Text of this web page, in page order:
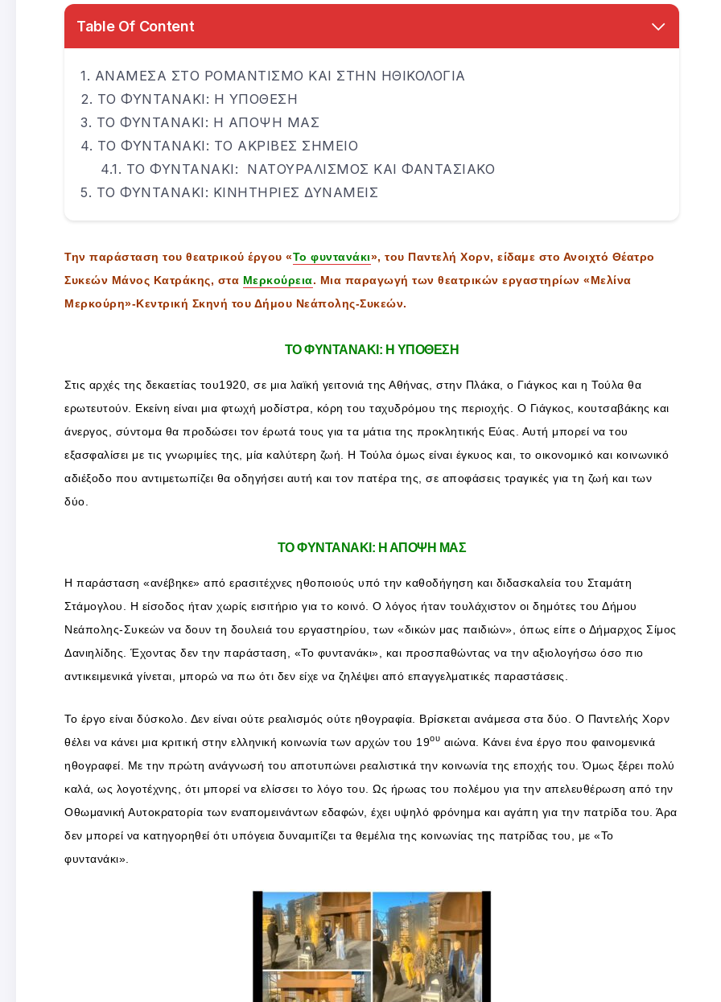
Table Of Content
ΑΝΑΜΕΣΑ ΣΤΟ ΡΟΜΑΝΤΙΣΜΟ ΚΑΙ ΣΤΗΝ ΗΘΙΚΟΛΟΓΙΑ
ΤΟ ΦΥΝΤΑΝΑΚΙ: Η ΥΠΟΘΕΣΗ
ΤΟ ΦΥΝΤΑΝΑΚΙ: Η ΑΠΟΨΗ ΜΑΣ
ΤΟ ΦΥΝΤΑΝΑΚΙ: ΤΟ ΑΚΡΙΒΕΣ ΣΗΜΕΙΟ
ΤΟ ΦΥΝΤΑΝΑΚΙ: ΝΑΤΟΥΡΑΛΙΣΜΟΣ ΚΑΙ ΦΑΝΤΑΣΙΑΚΟ
ΤΟ ΦΥΝΤΑΝΑΚΙ: ΚΙΝΗΤΗΡΙΕΣ ΔΥΝΑΜΕΙΣ
Την παράσταση του θεατρικού έργου «Το φυντανάκι», του Παντελή Χορν, είδαμε στο Ανοιχτό Θέατρο
Συκεών Μάνος Κατράκης, στα Μερκούρεια. Μια παραγωγή των θεατρικών εργαστηρίων «Μελίνα
Μερκούρη»-Κεντρική Σκηνή του Δήμου Νεάπολης-Συκεών.
ΤΟ ΦΥΝΤΑΝΑΚΙ: Η ΥΠΟΘΕΣΗ
Στις αρχές της δεκαετίας του1920, σε μια λαϊκή γειτονιά της Αθήνας, στην Πλάκα, ο Γιάγκος και η Τούλα θα
ερωτευτούν. Εκείνη είναι μια φτωχή μοδίστρα, κόρη του ταχυδρόμου της περιοχής. Ο Γιάγκος, κουτσαβάκης και
άνεργος, σύντομα θα προδώσει τον έρωτά τους για τα μάτια της προκλητικής Εύας. Αυτή μπορεί να του
εξασφαλίσει με τις γνωριμίες της, μία καλύτερη ζωή. Η Τούλα όμως είναι έγκυος και, το οικονομικό και κοινωνικό
αδιέξοδο που αντιμετωπίζει θα οδηγήσει αυτή και τον πατέρα της, σε αποφάσεις τραγικές για τη ζωή και των
δύο.
ΤΟ ΦΥΝΤΑΝΑΚΙ: Η ΑΠΟΨΗ ΜΑΣ
Η παράσταση «ανέβηκε» από ερασιτέχνες ηθοποιούς υπό την καθοδήγηση και διδασκαλεία του Σταμάτη
Στάμογλου. Η είσοδος ήταν χωρίς εισιτήριο για το κοινό. Ο λόγος ήταν τουλάχιστον οι δημότες του Δήμου
Νεάπολης-Συκεών να δουν τη δουλειά του εργαστηρίου, των «δικών μας παιδιών», όπως είπε ο Δήμαρχος Σίμος
Δανιηλίδης. Έχοντας δεν την παράσταση, «Το φυντανάκι», και προσπαθώντας να την αξιολογήσω όσο πιο
αντικειμενικά γίνεται, μπορώ να πω ότι δεν είχε να ζηλέψει από επαγγελματικές παραστάσεις.
Το έργο είναι δύσκολο. Δεν είναι ούτε ρεαλισμός ούτε ηθογραφία. Βρίσκεται ανάμεσα στα δύο. Ο Παντελής Χορν
θέλει να κάνει μια κριτική στην ελληνική κοινωνία των αρχών του 19ου αιώνα. Κάνει ένα έργο που φαινομενικά
ηθογραφεί. Με την πρώτη ανάγνωσή του αποτυπώνει ρεαλιστικά την κοινωνία της εποχής του. Όμως ξέρει πολύ
καλά, ως λογοτέχνης, ότι μπορεί να ελίσσει το λόγο του. Ως ήρωας του πολέμου για την απελευθέρωση από την
Οθωμανική Αυτοκρατορία των εναπομεινάντων εδαφών, έχει υψηλό φρόνημα και αγάπη για την πατρίδα του. Άρα
δεν μπορεί να κατηγορηθεί ότι υπόγεια δυναμιτίζει τα θεμέλια της κοινωνίας της πατρίδας του, με «Το
φυντανάκι».